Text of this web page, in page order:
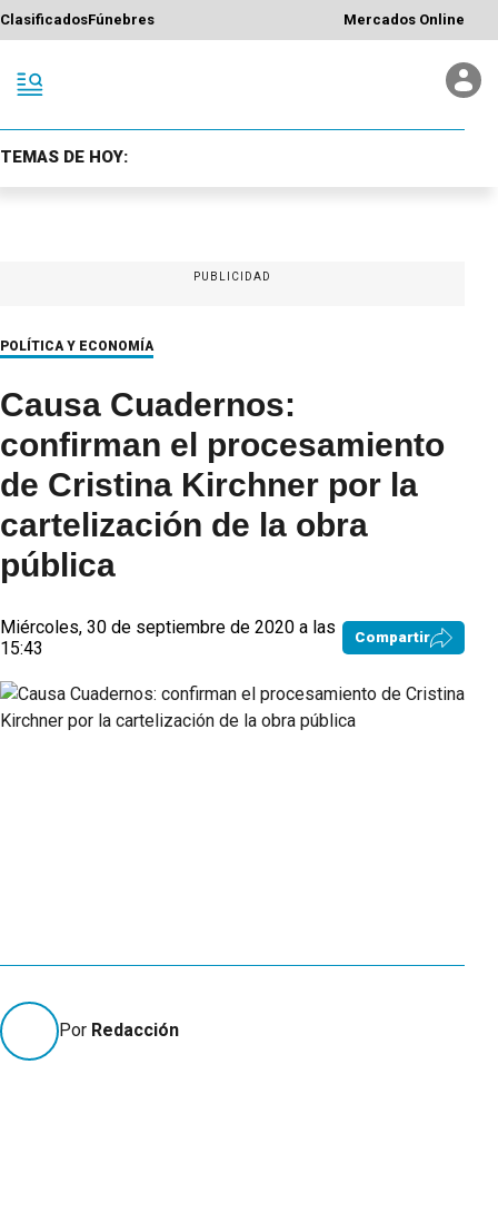
ClasificadosFúnebres Mercados Online
TEMAS DE HOY:
PUBLICIDAD
POLÍTICA Y ECONOMÍA
Causa Cuadernos:
confirman el procesamiento
de Cristina Kirchner por la
cartelización de la obra
pública
Miércoles, 30 de septiembre de 2020 a las
15:43
Compartir
Por Redacción